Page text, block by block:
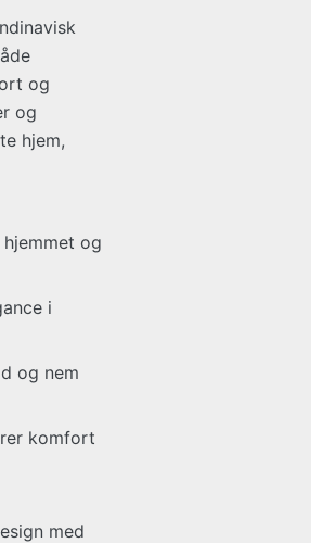
og
og
hjem,
og
i
og nem
komfort
med